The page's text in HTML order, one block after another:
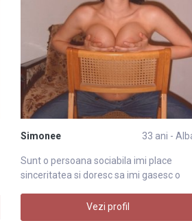
Simonee 33 ani -
Sunt o persoana sociabila imi place
sinceritatea si doresc sa imi gasesc o
Vezi profil